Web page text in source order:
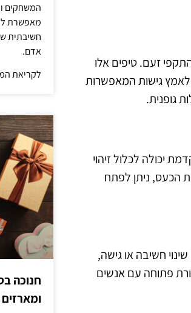
זעם. טיפים אלו
לאמץ גישות המאפשרות
גופנית.
יכולה לכלול זיהוי
הכעס, ניתן לפתח
חשיבה או גישה,
פתוחה עם אנשים
המשחקים
מאפשרת
חשיבתית
אדם.
לקריאת
חנוכה